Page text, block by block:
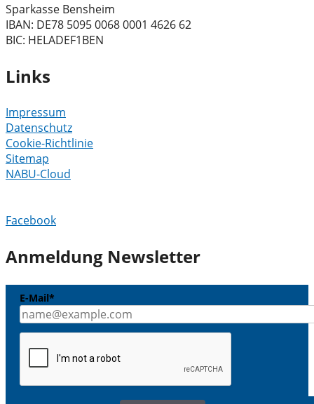
Sparkasse Bensheim
IBAN: DE78 5095 0068 0001 4626 62
BIC: HELADEF1BEN
Links
Impressum
Datenschutz
Cookie-Richtlinie
Sitemap
NABU-Cloud
Facebook
Anmeldung Newsletter
E-Mail*